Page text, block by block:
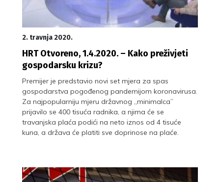
2. travnja 2020.
HRT Otvoreno, 1.4.2020. – Kako preživjeti
gospodarsku krizu?
Premijer je predstavio novi set mjera za spas
gospodarstva pogođenog pandemijom koronavirusa.
Za najpopularniju mjeru državnog „minimalca”
prijavilo se 400 tisuća radnika, a njima će se
travanjska plaća podići na neto iznos od 4 tisuće
kuna, a država će platiti sve doprinose na plaće.